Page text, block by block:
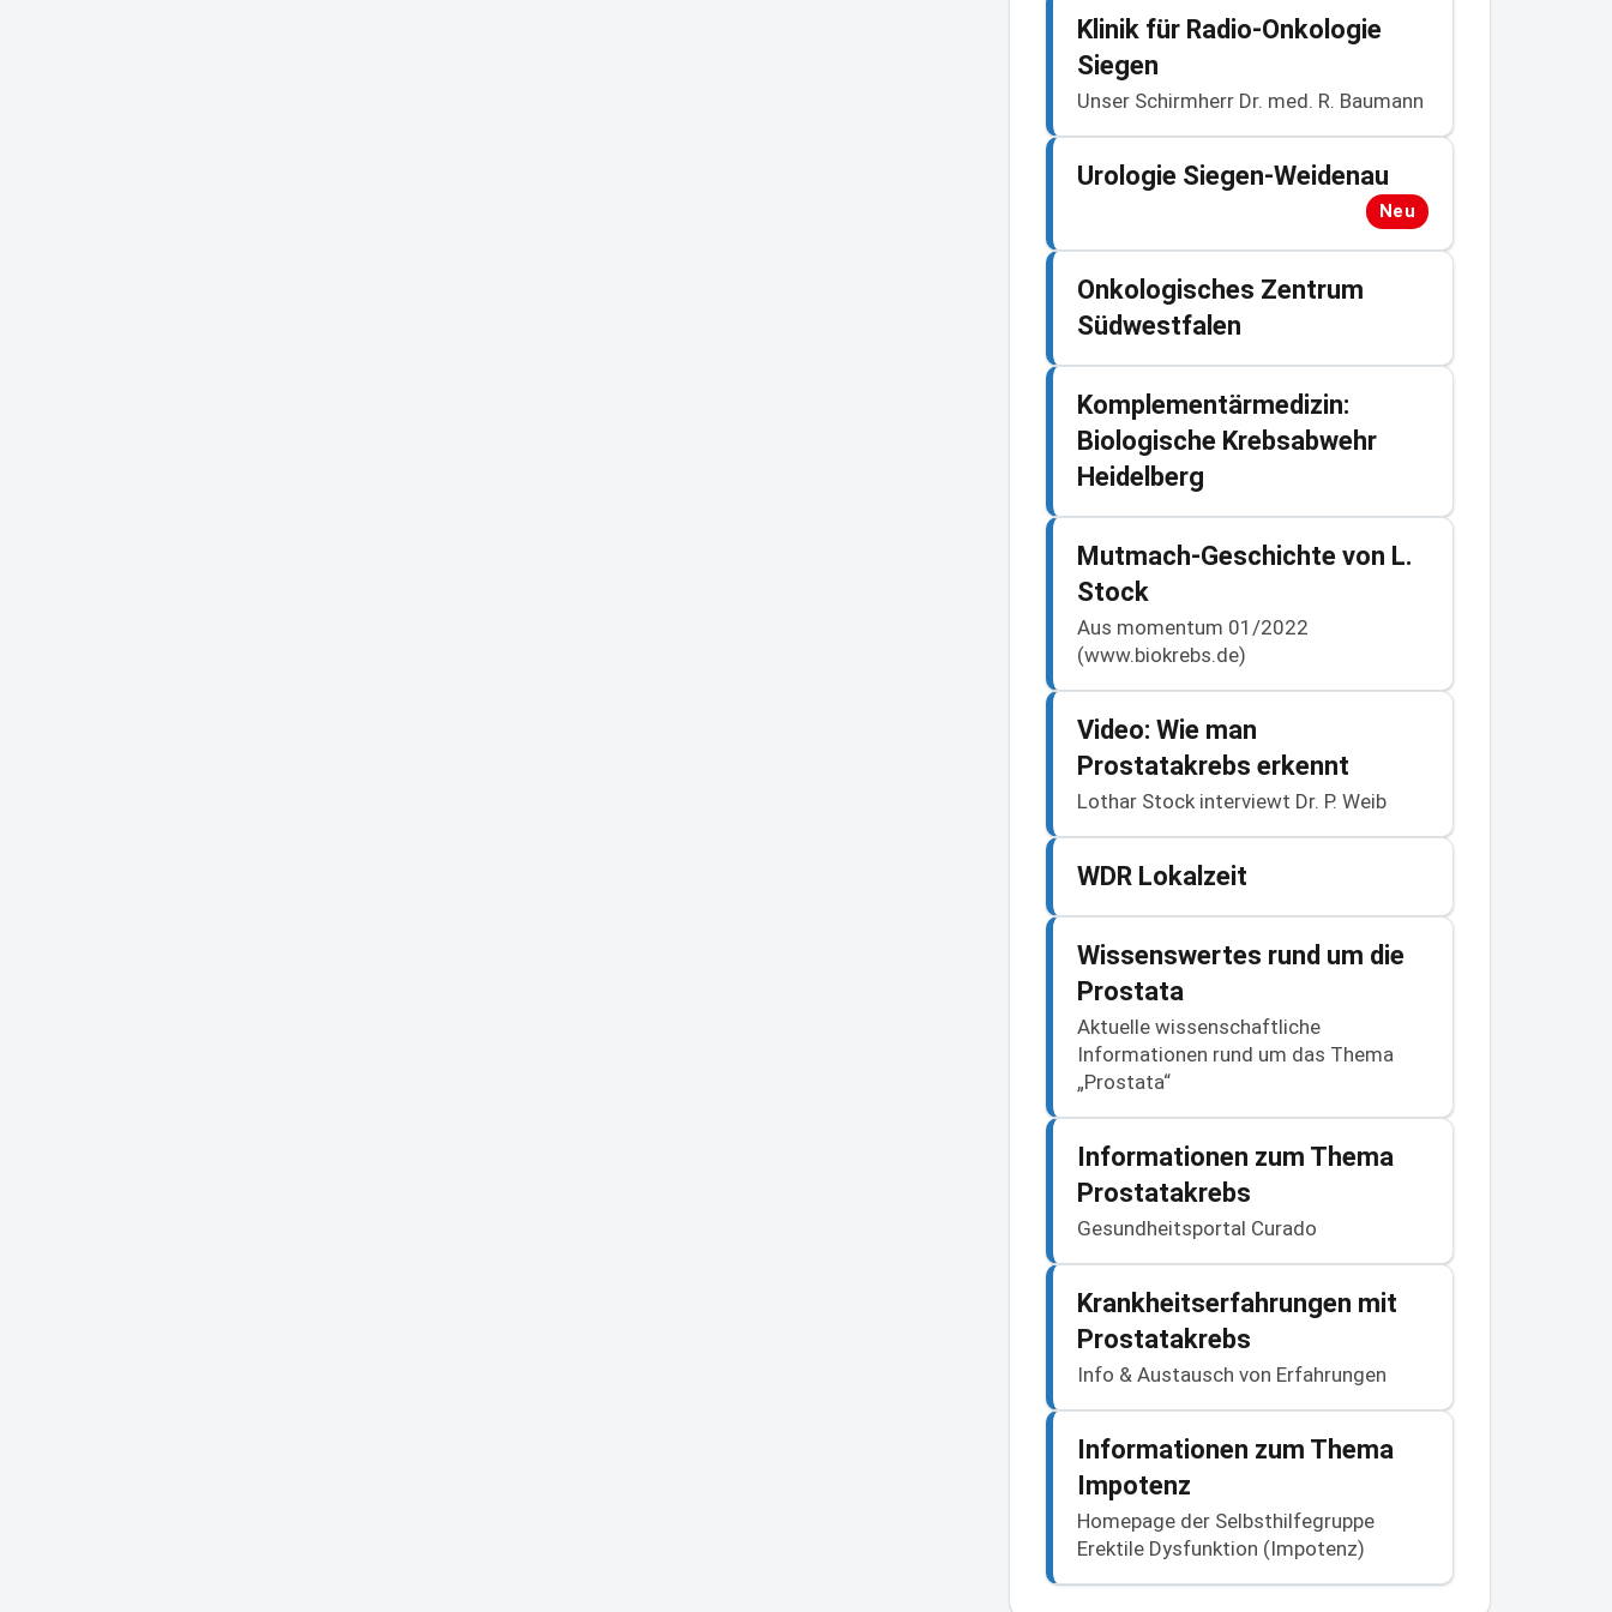
Klinik für Radio-Onkologie
Siegen
Unser Schirmherr Dr. med. R. Baumann
Urologie Siegen-Weidenau
Neu
Onkologisches Zentrum
Südwestfalen
Komplementärmedizin:
Biologische Krebsabwehr
Heidelberg
Mutmach-Geschichte von L.
Stock
Aus momentum 01/2022
(www.biokrebs.de)
Video: Wie man
Prostatakrebs erkennt
Lothar Stock interviewt Dr. P. Weib
WDR Lokalzeit
Wissenswertes rund um die
Prostata
Aktuelle wissenschaftliche
Informationen rund um das Thema
„Prostata“
Informationen zum Thema
Prostatakrebs
Gesundheitsportal Curado
Krankheitserfahrungen mit
Prostatakrebs
Info & Austausch von Erfahrungen
Informationen zum Thema
Impotenz
Homepage der Selbsthilfegruppe
Erektile Dysfunktion (Impotenz)